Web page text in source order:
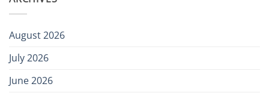
August 2026
July 2026
June 2026